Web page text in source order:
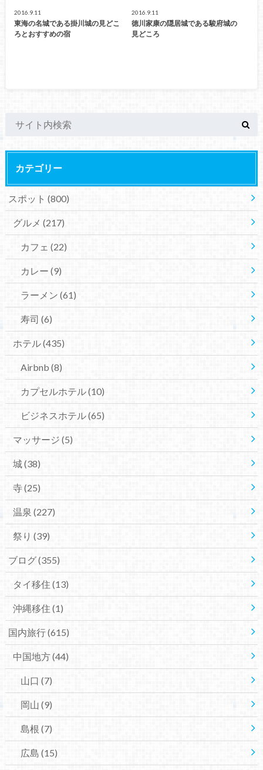
2016.9.11
東海の名城である掛川城の見どこ
ろとおすすめの宿
2016.9.11
徳川家康の隠居城である駿府城の
見どころ
カテゴリー
スポット (800)
グルメ (217)
カフェ (22)
カレー (9)
ラーメン (61)
寿司 (6)
ホテル(435)
Airbnb (8)
カプセルホテル(10)
ビジネスホテル(65)
マッサージ (5)
城(38)
寺(25)
温泉 (227)
祭り (39)
ブログ(355)
タイ移住 (13)
沖縄移住 (1)
国内旅行(615)
中国地方(44)
山口 (7)
岡山 (9)
島根 (7)
広島 (15)